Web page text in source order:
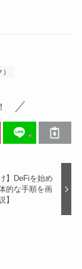
】DeFiを始め
的な手順を画
】